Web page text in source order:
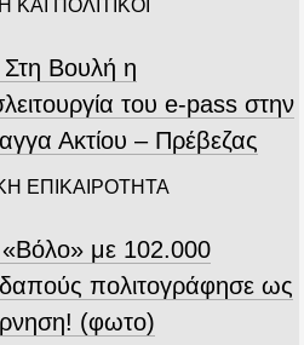
ΚΑΙ ΠΟΛΙΤΙΚΟΙ
Στη Βουλή η
του e-pass στην
Ακτίου – Πρέβεζας
ΕΠΙΚΑΙΡΟΤΗΤΑ
με 102.000
πολιτογράφησε ως
(φωτο)